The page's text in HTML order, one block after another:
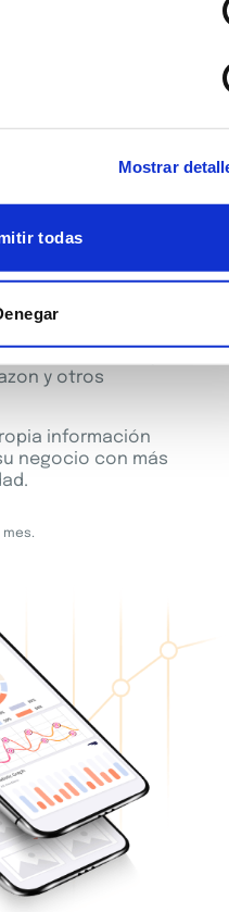
Mostrar
todas
y otros
información
negocio con más
mes.